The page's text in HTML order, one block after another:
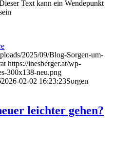
Text kann ein Wendepunkt
2025/09/Blog-Sorgen-um-
https://inesberger.at/wp-
300x138-neu.png
2026-02-02 16:23:23Sorgen
leichter gehen?